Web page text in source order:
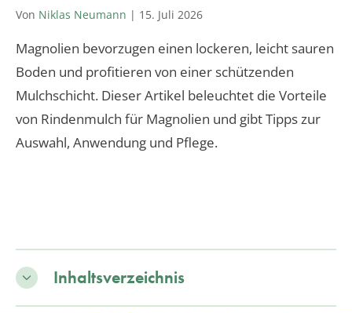
Von Niklas Neumann | 15. Juli 2026
Magnolien bevorzugen einen lockeren, leicht sauren
Boden und profitieren von einer schützenden
Mulchschicht. Dieser Artikel beleuchtet die Vorteile
von Rindenmulch für Magnolien und gibt Tipps zur
Auswahl, Anwendung und Pflege.
Inhaltsverzeichnis